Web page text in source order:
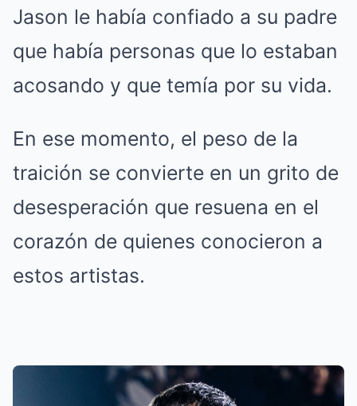
Jason le había confiado a su padre
que había personas que lo estaban
acosando y que temía por su vida.
En ese momento, el peso de la
traición se convierte en un grito de
desesperación que resuena en el
corazón de quienes conocieron a
estos artistas.